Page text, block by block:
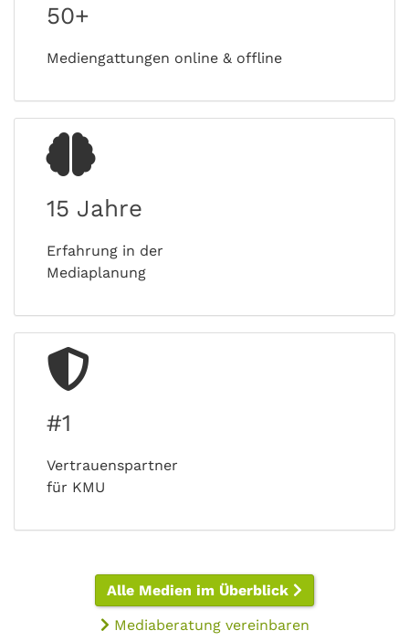
50+
Mediengattungen online & offline
15 Jahre
Erfahrung in der
Mediaplanung
#1
Vertrauenspartner
für KMU
Alle Medien im Überblick
Mediaberatung vereinbaren